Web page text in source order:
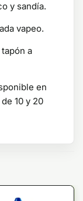
y sandía.
vapeo.
a
en
10 y 20